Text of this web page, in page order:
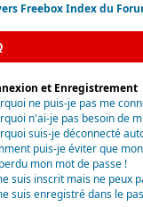
Freebox Index du
et Enregistrement
ne puis-je pas me
n'ai-je pas besoin de
suis-je déconnecté
puis-je éviter que
mon mot de passe !
suis inscrit mais ne peux
suis enregistré dans le